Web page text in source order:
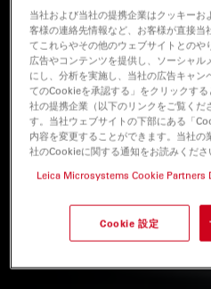
当社および当社の提携企業はクッキー
客様の連絡先情報など、お客様が直接当
てこれらやその他のウェブサイトとのや
広告やコンテンツを提供し、ソーシャ
にし、分析を実施し、当社の広告キャ
てのCookieを承認する」をクリックす
社の提携企業（以下のリンクをご覧くだ
す。当社ウェブサイトの下部にある「
内容を変更することができます。当社
社のCookieに関する通知をお読みくださ
Leica Microsystems Cookie Partners
Cookie 設定